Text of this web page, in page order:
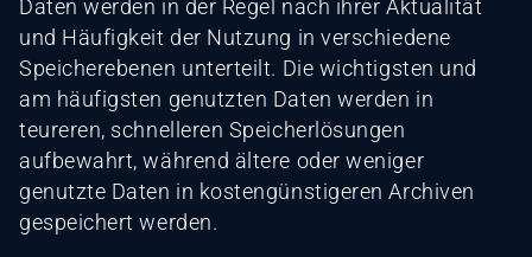
Daten werden in der Regel nach ihrer Aktualität
und Häufigkeit der Nutzung in verschiedene
Speicherebenen unterteilt. Die wichtigsten und
am häufigsten genutzten Daten werden in
teureren, schnelleren Speicherlösungen
aufbewahrt, während ältere oder weniger
genutzte Daten in kostengünstigeren Archiven
gespeichert werden.